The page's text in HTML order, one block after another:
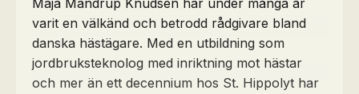
Maja Mandrup Knudsen har under många år
varit en välkänd och betrodd rådgivare bland
danska hästägare. Med en utbildning som
jordbruksteknolog med inriktning mot hästar
och mer än ett decennium hos St. Hippolyt har